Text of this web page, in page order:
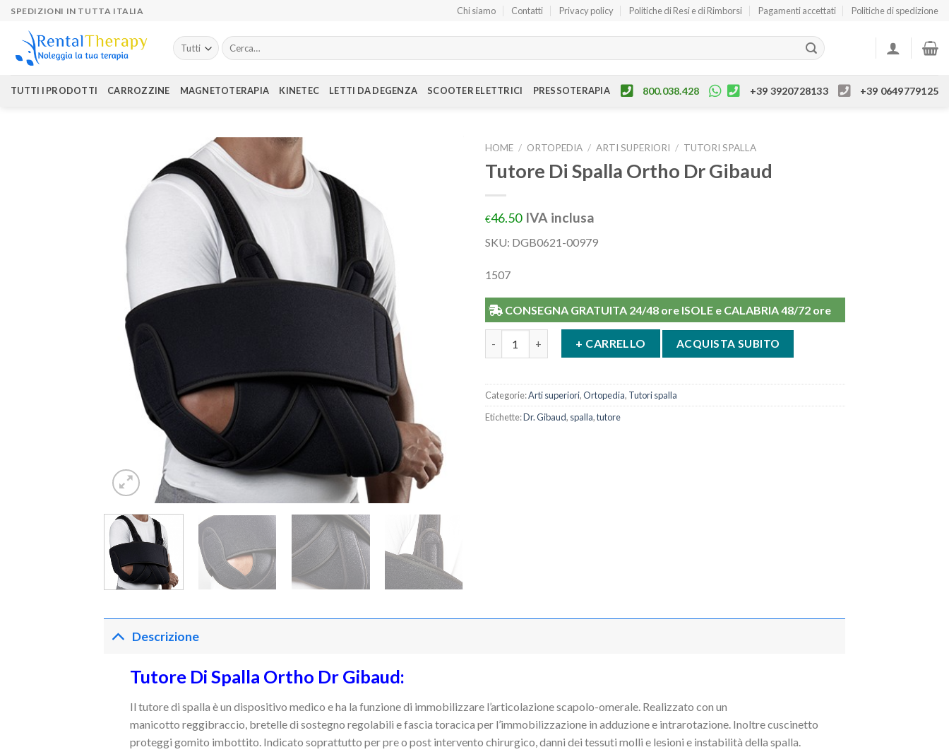
Skip
content
SPEDIZIONI IN TUTTA ITALIA Chi siamo Contatti Privacy policy Politiche di Resi e di Rimborsi Pagamenti accettati Politiche di spedizione
Cerca:
TUTTI I PRODOTTI CARROZZINE MAGNETOTERAPIA KINETEC LETTI DA DEGENZA SCOOTER ELETTRICI PRESSOTERAPIA 800.038.428 +39 3920728133 +39 0649779125
HOME / ORTOPEDIA / ARTI SUPERIORI / TUTORI SPALLA
Tutore Di Spalla Ortho Dr Gibaud
€46.50 IVA inclusa
SKU: DGB0621-00979
1507
CONSEGNA GRATUITA 24/48 ore ISOLE e CALABRIA 48/72 ore
+ CARRELLO ACQUISTA SUBITO
Categorie:Arti superiori,Ortopedia, Tutori spalla
Etichette:Dr. Gibaud, spalla,tutore
Descrizione
Tutore Di Spalla Ortho Dr Gibaud:
Il tutore di spalla è un dispositivo medico e ha la funzione di immobilizzare l’articolazione scapolo-omerale.Realizzato con un
manicotto reggibraccio, bretelle di sostegno regolabili e fascia toracica per l’immobilizzazione in adduzione e intrarotazione. Inoltre cuscinetto
proteggi gomito imbottito. Indicato soprattutto perpre o post intervento chirurgico, danni dei tessuti molli e lesioni e instabilità della spalla.